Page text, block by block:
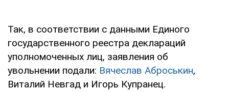
Так, в соответствии с данными Единого
государственного реестра деклараций
уполномоченных лиц, заявления об
увольнении подали: Вячеслав Аброськин,
Виталий Невгад и Игорь Купранец.